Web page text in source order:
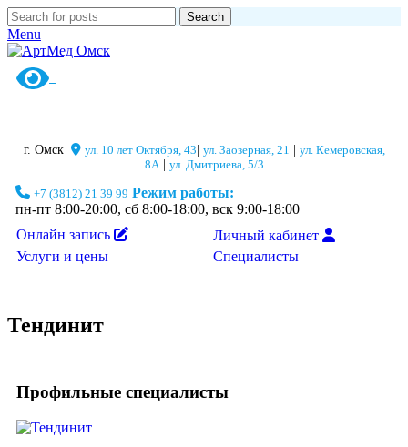
Search
Menu
г. Омск ул. 10 лет Октября, 43 ул. Заозерная, 21
ул. Кемеровская,
8А| ул. Дмитриева, 5/3
+7 (3812) 21 39 99 Режим работы:
пн-пт 8:00-20:00, сб 8:00-18:00, вск 9:00-18:00
Онлайн запись
Услуги и цены
Личный кабинет
Специалисты
Тендинит
Профильные специалисты